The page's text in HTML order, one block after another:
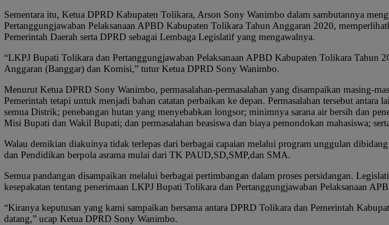
Sementara itu, Ketua DPRD Kabupaten Tolikara, Arson Sony Wanimbo dalam sambutannya
Pertanggungjawaban Pelaksanaan APBD Kabupaten Tolikara Tahun Anggaran 2020,
Pemerintah Daerah serta DPRD sebagai Lembaga Legislatif yang mengawalnya.
“LKPJ Bupati Tolikara dan Pertanggungjawaban Pelaksanaan APBD Kabupaten Tolikara Tahun
Anggaran (Banggar) dan Komisi,” tutur Ketua DPRD Sony Wanimbo.
Menurut Ketua DPRD Sony Wanimbo, permasalahan-permasalahan yang disampaikan masing-
Pemerintah tetapi untuk menjadi bahan catatan perbaikan ke depan. Permasalahan tersebut
semua Distrik; penebangan hutan yang menyebabkan longsor; minimnya sarana air bersih dan
Misi Bupati dan Wakil Bupati; dan permasalahan beasiswa dan biaya pemondokan mahasiswa;
Walau demikian diakuinya tidak terlepas dari berbagai capaian melalui program unggulan
dan Pendidikan berpola asrama mulai dari TK PAUD,SD,SMP,dan SMA.
Semua pandangan disampaikan melalui berbagai pertimbangan dalam proses persidangan.
kesepakatan tentang penerimaan LKPJ Bupati Tolikara dan Pertanggungjawaban Pelaksanaan
“Kiranya keputusan yang kami sampaikan bersama antara DPRD Tolikara dan Pemerintah
datang,” ucap Ketua DPRD Sony Wanimbo.